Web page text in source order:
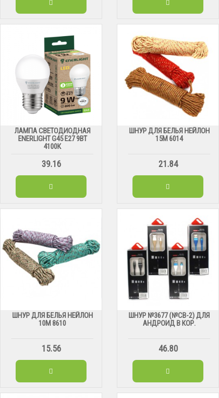
ЛАМПА СВЕТОДИОДНАЯ
ENERLIGHT G45 Е27 9ВТ
4100К
39.16
ШНУР ДЛЯ БЕЛЬЯ НЕЙЛОН
15М 6014
21.84
ШНУР ДЛЯ БЕЛЬЯ НЕЙЛОН
10М 8610
15.56
ШНУР №3677 (№СВ-2) ДЛЯ
АНДРОИД В КОР.
46.80